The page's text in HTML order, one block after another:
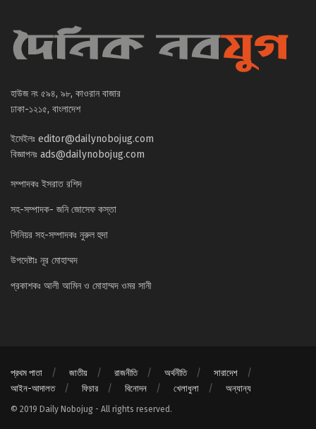
হাউজ নং ৫৯৪, ৯৮, কাওরান বাজার
ঢাকা-১২১৫, বাংলাদেশ
ইমেইলঃ editor@dailynobojug.com
বিজ্ঞাপনঃ ads@dailynobojug.com
সম্পাদকঃ ইসরাত রশিদ
সহ-সম্পাদক- জনি জোসেফ কস্তা
সিনিয়র সহ-সম্পাদকঃ নুরুল হুদা
উপদেষ্টাঃ নূর মোহাম্মদ
প্রকাশকঃ আলী আমিন ও মোহাম্মদ ওমর সানী
প্রথম পাতা জাতীয় রাজনীতি অর্থনীতি
সারাদেশ
আইন-আদালত
ফিচার বিনোদন খেলাধুলা অন্যান্য
© 2019 Daily Nobojug - All rights reserved.